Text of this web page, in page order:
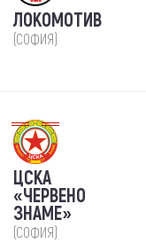
ЛОКОМОТИВ
(СОФИЯ)
ЦСКА
«ЧЕРВЕНО
ЗНАМЕ»
(СОФИЯ)